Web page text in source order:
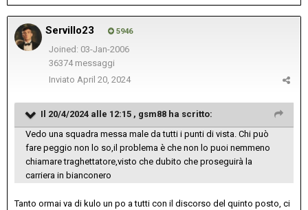
Servillo23 5946
Joined: 03-Jan-2006
36374 messaggi
Inviato April 20, 2024
Il 20/4/2024 alle 12:15 , gsm88 ha scritto:
Vedo una squadra messa male da tutti i punti di vista. Chi può
fare peggio non lo so,il problema è che non lo puoi nemmeno
chiamare traghettatore,visto che dubito che proseguirà la
carriera in bianconero
Tanto ormai va di kulo un po a tutti con il discorso del quinto posto, ci